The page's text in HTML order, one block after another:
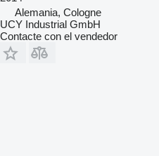
Alemania, Cologne
UCY Industrial GmbH
Contacte con el vendedor